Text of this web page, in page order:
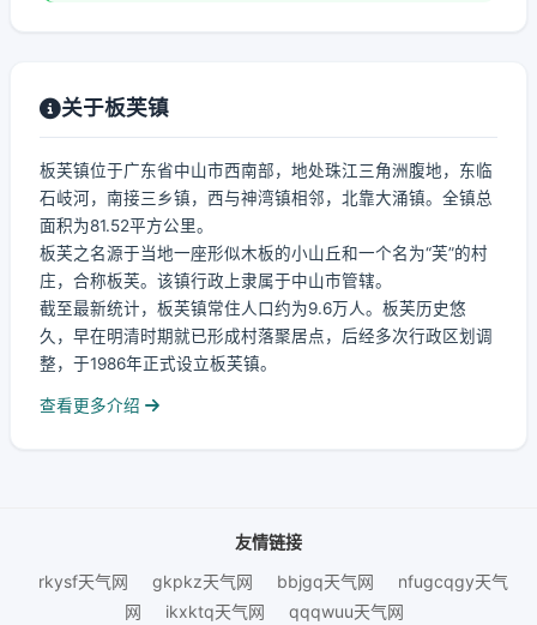
关于板芙镇
板芙镇位于广东省中山市西南部，地处珠江三角洲腹地，东临
石岐河，南接三乡镇，西与神湾镇相邻，北靠大涌镇。全镇总
面积为81.52平方公里。
板芙之名源于当地一座形似木板的小山丘和一个名为“芙”的村
庄，合称板芙。该镇行政上隶属于中山市管辖。
截至最新统计，板芙镇常住人口约为9.6万人。板芙历史悠
久，早在明清时期就已形成村落聚居点，后经多次行政区划调
整，于1986年正式设立板芙镇。
查看更多介绍
友情链接
rkysf天气网
gkpkz天气网 bbjgq天气网
nfugcqgy天气
网
ikxktq天气网 qqqwuu天气网